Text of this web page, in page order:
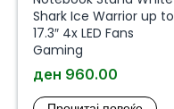
Shark Ice Warrior up to
17.3″ 4x LED Fans
Gaming
ден 960.00